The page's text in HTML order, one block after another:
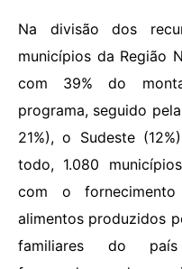
Na divisão dos
municípios da Região
com 39% do
programa, seguido
21%), o Sudeste
todo, 1.080
com o
alimentos produzidos
familiares do